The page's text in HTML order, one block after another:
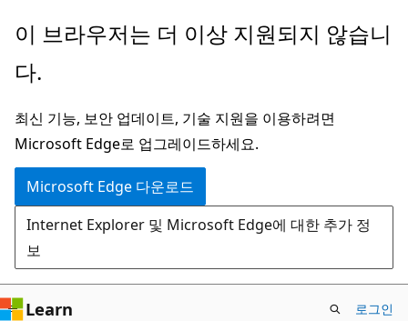
주
콘
츠
로
건
너
뛰
기
이 브라우저는 더 이상 지원되지 않습니
다.
최신 기능, 보안 업데이트, 기술 지원을 이용하려면
Microsoft Edge로 업그레이드하세요.
Microsoft Edge 다운로드
Internet Explorer 및 Microsoft Edge에 대한 추가 정
보
Learn 로그인